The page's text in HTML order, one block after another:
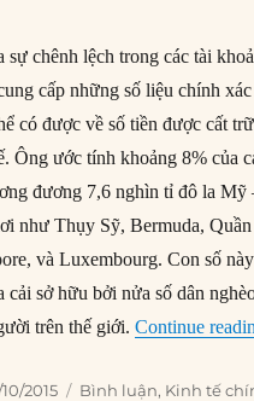
sự chênh lệch trong các tài
cấp những số liệu chính
có được về số tiền được cất
Ông ước tính khoảng 8% của
đương 7,6 nghìn tỉ đô la Mỹ
như Thụy Sỹ, Bermuda, Quần
và Luxembourg. Con số
cải sở hữu bởi nửa số dân
trên thế giới.Continue
2015 Categories
Bình luận, Kinh tế